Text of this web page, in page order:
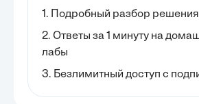
1. Подробный разбор решения
2. Ответы за 1 минуту на
лабы
3. Безлимитный доступ с